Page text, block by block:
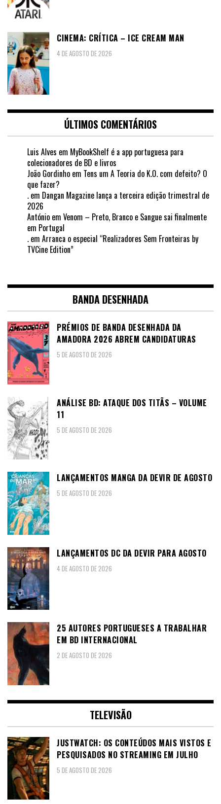
CINEMA: CRÍTICA – ICE CREAM MAN
4 DE AGOSTO DE 2026
ÚLTIMOS COMENTÁRIOS
Luis Alves em MyBookShelf é a app portuguesa para
colecionadores de BD e livros
João Gordinho em Tens um A Teoria do K.O. com defeito? O
que fazer?
. em Dangan Magazine lança a terceira edição trimestral de
2026
António em Venom – Preto, Branco e Sangue sai finalmente
em Portugal
. em Arranca o especial “Realizadores Sem Fronteiras by
TVCine Edition”
BANDA DESENHADA
PRÉMIOS DE BANDA DESENHADA DA
AMADORA 2026 ABREM CANDIDATURAS
5 DE AGOSTO DE 2026
ANÁLISE BD: ATAQUE DOS TITÃS – VOLUME
11
5 DE AGOSTO DE 2026
LANÇAMENTOS MANGA DA DEVIR DE AGOSTO
5 DE AGOSTO DE 2026
LANÇAMENTOS DC DA DEVIR PARA AGOSTO
4 DE AGOSTO DE 2026
25 AUTORES PORTUGUESES A TRABALHAR
EM BD INTERNACIONAL
2 DE AGOSTO DE 2026
TELEVISÃO
JUSTWATCH: OS CONTEÚDOS MAIS VISTOS E
PESQUISADOS NO STREAMING EM JULHO
5 DE AGOSTO DE 2026